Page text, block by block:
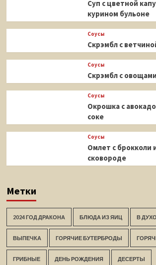
Суп с цветной
курином бульоне
Соусы
Скрэмбл с
Соусы
Скрэмбл с овощами
Соусы
Окрошка с
соке
Соусы
Омлет с брокколи
сковороде
Метки
2024 ГОД ДРАКОНА БЛЮДА ИЗ ЯИЦ В
ВЫПЕЧКА ГОРЯЧИЕ БУТЕРБРОДЫ
ГРИБНЫЕ ДЕНЬ РОЖДЕНИЯ ДЕСЕРТЫ